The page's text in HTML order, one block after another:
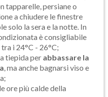
tapparelle, persiane o
a chiudere le finestre
solo la sera e la notte. In
è consigliabile
i 24°C - 26°C;
tiepida per abbassare la
, ma anche bagnarsi viso e
ore più calde della